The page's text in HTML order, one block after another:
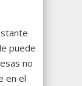
puede
no
en el